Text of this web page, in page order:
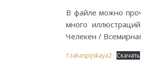
В файле можно
много
Челекен /
1zakaspijskaya2 Скачать